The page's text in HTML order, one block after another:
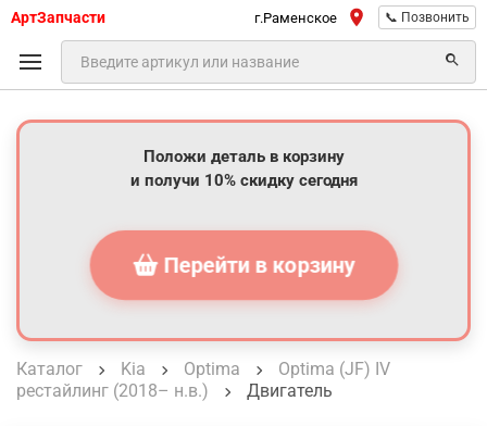
АртЗапчасти г.Раменское 📞 Позвонить
Положи деталь в корзину
и получи 10% скидку сегодня
Перейти в корзину
Каталог Kia Optima
Optima (JF) IV
рестайлинг (2018– н.в.)
Двигатель